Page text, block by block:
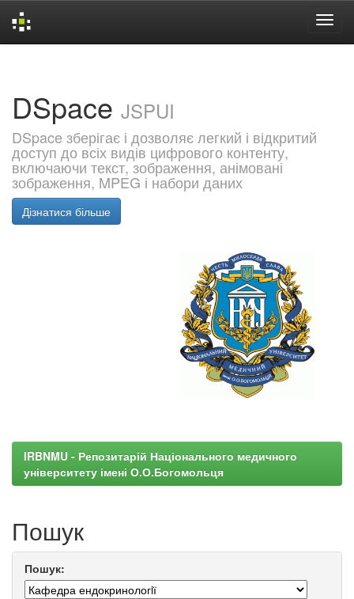
DSpace JSPUI
DSpace зберігає і дозволяє легкий і відкритий
доступ до всіх видів цифрового контенту,
включаючи текст, зображення, анімовані
зображення, MPEG і набори даних
Дізнатися більше
IRBNMU - Репозитарій Національного медичного
університету імені О.О.Богомольця
Пошук
Пошук: